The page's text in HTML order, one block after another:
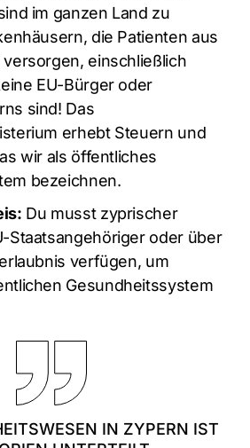
im ganzen Land zu
die Patienten aus
einschließlich
EU-Bürger oder
sind! Das
erhebt Steuern und
wir als öffentliches
bezeichnen.
Du musst zyprischer
Staatsangehöriger oder über
verfügen, um
Gesundheitssystem
IN ZYPERN IST